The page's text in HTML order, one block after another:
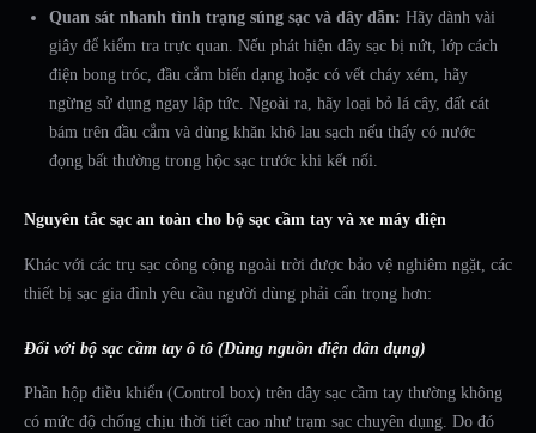
Quan sát nhanh tình trạng súng sạc và dây dẫn: Hãy dành vài
giây để kiểm tra trực quan. Nếu phát hiện dây sạc bị nứt, lớp cách
điện bong tróc, đầu cắm biến dạng hoặc có vết cháy xém, hãy
ngừng sử dụng ngay lập tức. Ngoài ra, hãy loại bỏ lá cây, đất cát
bám trên đầu cắm và dùng khăn khô lau sạch nếu thấy có nước
đọng bất thường trong hộc sạc trước khi kết nối.
Nguyên tắc sạc an toàn cho bộ sạc cầm tay và xe máy điện
Khác với các trụ sạc công cộng ngoài trời được bảo vệ nghiêm ngặt, các
thiết bị sạc gia đình yêu cầu người dùng phải cẩn trọng hơn:
Đối với bộ sạc cầm tay ô tô (Dùng nguồn điện dân dụng)
Phần hộp điều khiển (Control box) trên dây sạc cầm tay thường không
có mức độ chống chịu thời tiết cao như trạm sạc chuyên dụng. Do đó